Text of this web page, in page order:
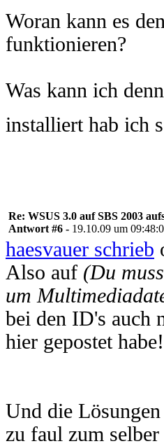
Woran kann es
funktionieren?
Was kann ich
installiert hab ich
Re: WSUS 3.0 auf SBS 2003
Antwort #6 - 19.10.09 um
haesvauer schrieb
Also auf (Du
um
bei den ID's auch
hier gepostet habe!
Und die
zu faul zum selber